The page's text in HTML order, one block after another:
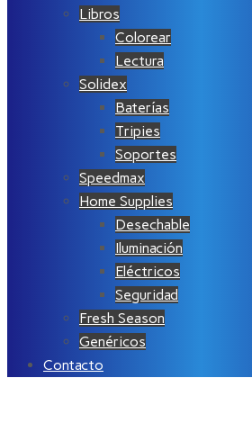
Libros
Colorear
Lectura
Solidex
Baterías
Tripies
Soportes
Speedmax
Home Supplies
Desechable
Iluminación
Eléctricos
Seguridad
Fresh Season
Genéricos
Contacto